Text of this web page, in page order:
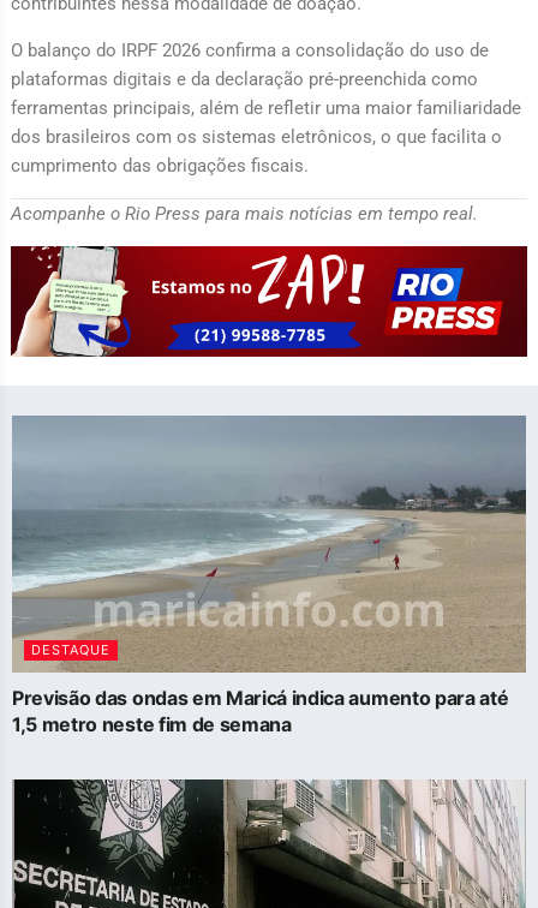
O balanço do IRPF 2026 confirma a consolidação do uso de
plataformas digitais e da declaração pré-preenchida como
ferramentas principais, além de refletir uma maior familiaridade
dos brasileiros com os sistemas eletrônicos, o que facilita o
cumprimento das obrigações fiscais.
Acompanhe o Rio Press para mais notícias em tempo real.
DESTAQUE
Previsão das ondas em Maricá indica aumento para até
1,5 metro neste fim de semana